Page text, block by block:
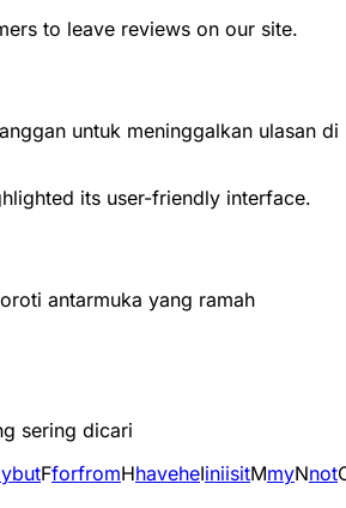
to leave reviews on our site.
untuk meninggalkan ulasan di
its user-friendly interface.
antarmuka yang ramah
sering dicari
butFforfromHhaveheIiniisitMmyNnot